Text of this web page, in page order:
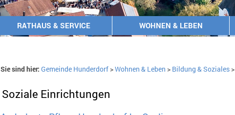
RATHAUS & SERVICE WOHNEN & LEBEN
Sie sind hier: Gemeinde Hunderdorf>Wohnen & Leben > Bildung & Soziales>
Soziale Einrichtungen